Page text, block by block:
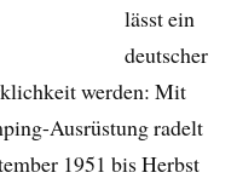
lässt ein
deutscher
werden: Mit
Ausrüstung radelt
1951 bis Herbst